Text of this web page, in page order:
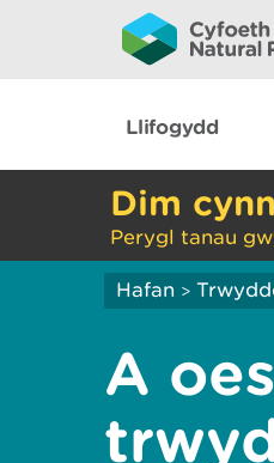
Llifogydd
Dim
Perygl tanau
Hafan >
A